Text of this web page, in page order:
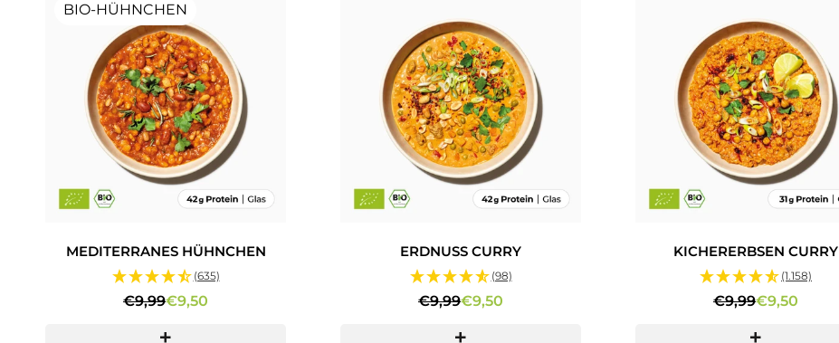
BIO-HÜHNCHEN
MEDITERRANES HÜHNCHEN
(635)
€9,99€9,50
ERDNUSS CURRY
(98)
€9,99€9,50
KICHERERBSEN CURRY
(1.158)
€9,99€9,50